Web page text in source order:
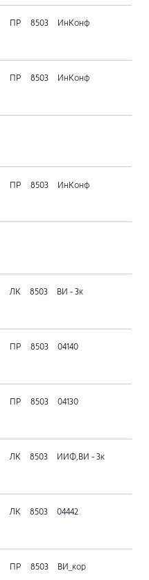
ПР 8503 ИнКонф
ПР 8503 ИнКонф
ПР 8503 ИнКонф
ЛК 8503 ВИ - 3к
ПР 8503 04140
ПР 8503 04130
ЛК 8503 ИИФ,ВИ - 3к
ЛК 8503 04442
ПР 8503 ВИ_кор